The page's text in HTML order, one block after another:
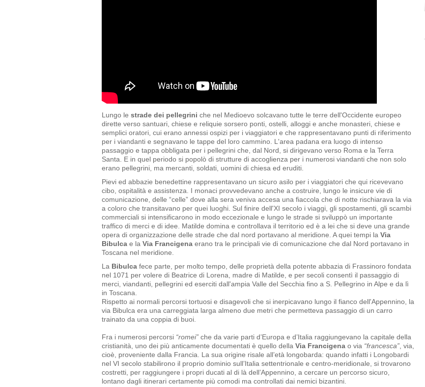
Lungo le strade dei pellegrini che nel Medioevo solcavano tutte le terre dell'Occidente europeo
dirette verso santuari, chiese e reliquie sorsero ponti, ostelli, alloggi e anche monasteri, chiese e
semplici oratori, cui erano annessi ospizi per i viaggiatori e che rappresentavano punti di riferimento
per i viandanti e segnavano le tappe del loro cammino. L'area padana era luogo di intenso
passaggio e tappa obbligata per i pellegrini che, dal Nord, si dirigevano verso Roma e la Terra
Santa. E in quel periodo si popolò di strutture di accoglienza per i numerosi viandanti che non solo
erano pellegrini, ma mercanti, soldati, uomini di chiesa ed eruditi.
Pievi ed abbazie benedettine rappresentavano un sicuro asilo per i viaggiatori che qui ricevevano
cibo, ospitalità e assistenza. I monaci provvedevano anche a costruire, lungo le insicure vie di
comunicazione, delle “celle” dove alla sera veniva accesa una fiaccola che di notte rischiarava la via
a coloro che transitavano per quei luoghi. Sul finire dell'XI secolo i viaggi, gli spostamenti, gli scambi
commerciali si intensificarono in modo eccezionale e lungo le strade si sviluppò un importante
traffico di merci e di idee. Matilde domina e controllava il territorio ed è a lei che si deve una grande
opera di organizzazione delle strade che dal nord portavano al meridione. A quei tempi la Via
Bibulca e la Via Francigena erano tra le principali vie di comunicazione che dal Nord portavano in
Toscana nel meridione.
La Bibulca fece parte, per molto tempo, delle proprietà della potente abbazia di Frassinoro fondata
nel 1071 per volere di Beatrice di Lorena, madre di Matilde, e per secoli consentì il passaggio di
merci, viandanti, pellegrini ed eserciti dall'ampia Valle del Secchia fino a S. Pellegrino in Alpe e da lì
in Toscana.
Rispetto ai normali percorsi tortuosi e disagevoli che si inerpicavano lungo il fianco dell'Appennino, la
via Bibulca era una carreggiata larga almeno due metri che permetteva passaggio di un carro
trainato da una coppia di buoi.
Fra i numerosi percorsi “romei” che da varie parti d’Europa e d’Italia raggiungevano la capitale della
cristianità, uno dei più anticamente documentati è quello della Via Francigena o via “francesca”, via,
cioè, proveniente dalla Francia. La sua origine risale all’età longobarda: quando infatti i Longobardi
nel VI secolo stabilirono il proprio dominio sull’Italia settentrionale e centro-meridionale, si trovarono
costretti, per raggiungere i propri ducati al di là dell’Appennino, a cercare un percorso sicuro,
lontano dagli itinerari certamente più comodi ma controllati dai nemici bizantini.